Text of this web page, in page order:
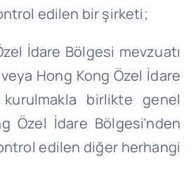
edilen bir şirketi;
İdare Bölgesi mevzuatı
Hong Kong Özel İdare
kurulmakla birlikte genel
Özel İdare Bölgesi’nden
edilen diğer herhangi